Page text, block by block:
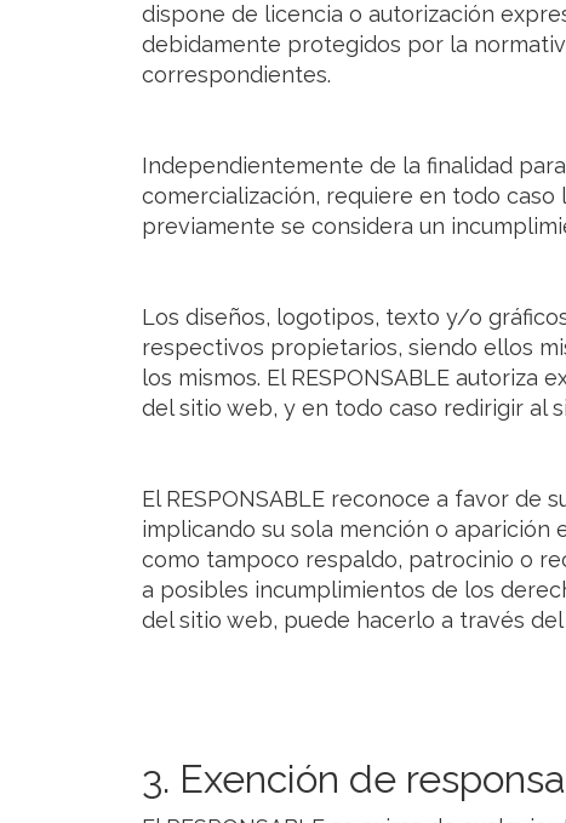
dispone de licencia o autorización
debidamente protegidos por la
correspondientes.
Independientemente de la finalidad
comercialización, requiere en todo caso
previamente se considera un
Los diseños, logotipos, texto y/o
respectivos propietarios, siendo ellos
los mismos. El RESPONSABLE
del sitio web, y en todo caso redirigir al
El RESPONSABLE reconoce a favor
implicando su sola mención o aparición
como tampoco respaldo, patrocinio o
a posibles incumplimientos de los
del sitio web, puede hacerlo a través
3. Exención de